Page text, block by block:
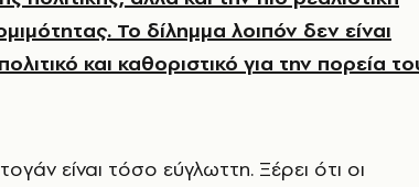
Το δίλημμα λοιπόν δεν είναι
και καθοριστικό για την πορεία
είναι τόσο εύγλωττη. Ξέρει ότι οι